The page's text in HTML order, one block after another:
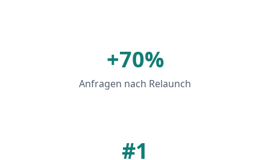
+70%
Anfragen nach Relaunch
#1